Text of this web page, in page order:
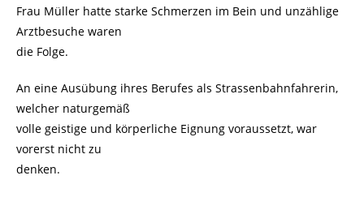
Frau Müller hatte starke Schmerzen im Bein und unzählige
Arztbesuche waren
die Folge.
An eine Ausübung ihres Berufes als Strassenbahnfahrerin,
welcher naturgemäß
volle geistige und körperliche Eignung voraussetzt, war
vorerst nicht zu
denken.